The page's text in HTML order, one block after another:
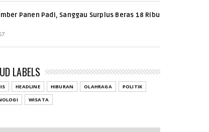
Panen Padi, Sanggau Surplus Beras 18 Ribu
LABELS
HEADLINE HIBURAN OLAHRAGA
POLITIK
WISATA